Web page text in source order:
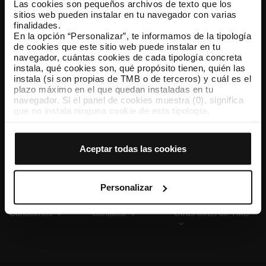
Las cookies son pequeños archivos de texto que los
sitios web pueden instalar en tu navegador con varias
finalidades.
En la opción “Personalizar”, te informamos de la tipología
de cookies que este sitio web puede instalar en tu
navegador, cuántas cookies de cada tipología concreta
instala, qué cookies son, qué propósito tienen, quién las
instala (si son propias de TMB o de terceros) y cuál es el
plazo máximo en el que quedan instaladas en tu
navegador. Si el panel de cookies muestra (0), significa
que no instala ninguna cookie de esta tipología.
que todas estas cookies se instalen en tu navegador.
tipología de cookies permite indicar si quieres que se
instalen o no las cookies de esa clase.
Una vez que hayas marcado tus preferencias, debes
hacer clic en “Seleccionar y configurar”. Así se instalarán
previamente. Te sugerimos que selecciones las cookies
de personalización, porque permiten recordar tus
opciones de navegación (como el idioma) y mejoran tu
Aceptar todas las cookies
Personalizar
TMB App
Descárgate TMB App y compra tus billetes
App Store Google Play
Conócenos Contacta Otras webs de TMB